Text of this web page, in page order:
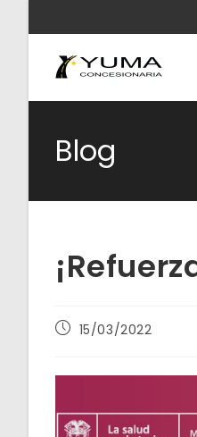
contenido
Blog
Publicación
entrada:
15/03/2022